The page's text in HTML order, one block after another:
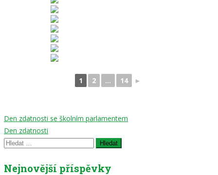
1 2 ... 14 ►
Navigace
pro
příspěvek
Den zdatnosti se školním parlamentem
Den zdatnosti
Vyhledávání
Nejnovější příspěvky